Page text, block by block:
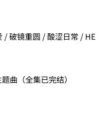
/ 破镜重圆 / 酸涩日常 / HE
曲（全集已完结）